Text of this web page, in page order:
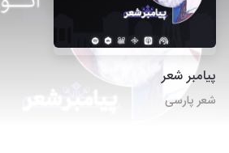
پیامبر شعر
شعر پارسی